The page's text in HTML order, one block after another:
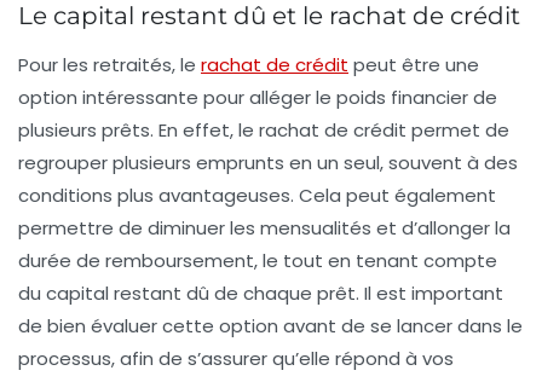
Le capital restant dû et le rachat de crédit
Pour les retraités, le rachat de crédit peut être une
option intéressante pour alléger le poids financier de
plusieurs prêts. En effet, le rachat de crédit permet de
regrouper plusieurs emprunts en un seul, souvent à des
conditions plus avantageuses. Cela peut également
permettre de diminuer les mensualités et d’allonger la
durée de remboursement, le tout en tenant compte
du capital restant dû de chaque prêt. Il est important
de bien évaluer cette option avant de se lancer dans le
processus, afin de s’assurer qu’elle répond à vos